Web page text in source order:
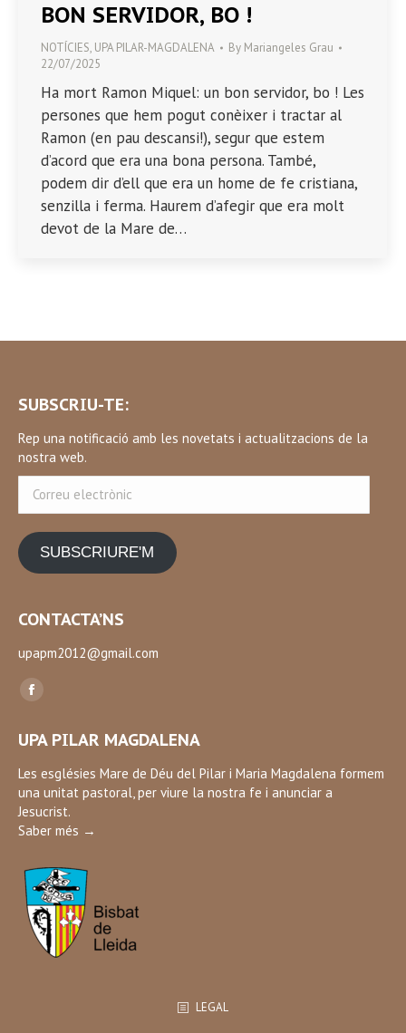
BON SERVIDOR, BO !
NOTÍCIES, UPA PILAR-MAGDALENA By Mariangeles Grau
22/07/2025
Ha mort Ramon Miquel: un bon servidor, bo ! Les
persones que hem pogut conèixer i tractar al
Ramon (en pau descansi!), segur que estem
d’acord que era una bona persona. També,
podem dir d’ell que era un home de fe cristiana,
senzilla i ferma. Haurem d’afegir que era molt
devot de la Mare de…
SUBSCRIU-TE:
Rep una notificació amb les novetats i actualitzacions de la
nostra web.
electrònic
SUBSCRIURE'M
CONTACTA’NS
upapm2012@gmail.com
Find us on:
Facebook
opens
in
new
window
UPA PILAR MAGDALENA
Les esglésies Mare de Déu del Pilar i Maria Magdalena formem
una unitat pastoral, per viure la nostra fe i anunciar a
Jesucrist.
Saber més →
LEGAL